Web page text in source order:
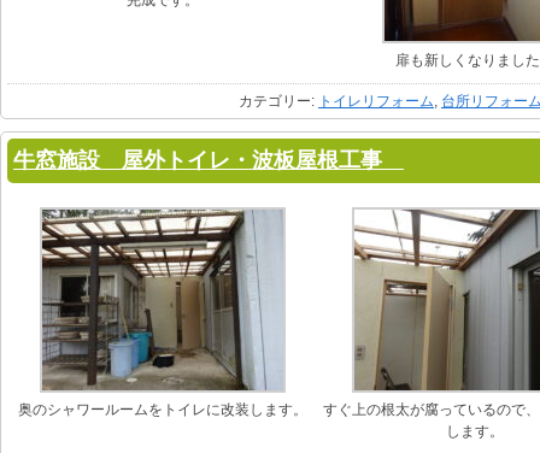
扉も新しくなりまし
カテゴリー: トイレリフォーム, 台所リフォー
牛窓施設 屋外トイレ・波板屋根工事
奥のシャワールームをトイレに改装します。
すぐ上の根太が腐っているので
します。